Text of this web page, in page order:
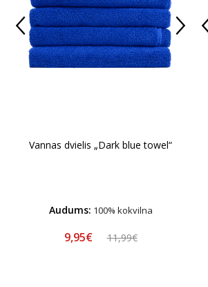
Vannas dvielis „Dark blue towel“
Audums: 100% kokvilna
9,95€ 11,99€